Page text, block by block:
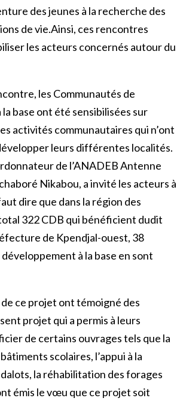
des jeunes à la recherche des
de vie.Ainsi, ces rencontres
les acteurs concernés autour du
les Communautés de
base ont été sensibilisées sur
activités communautaires qui n’ont
leurs différentes localités.
de l’ANADEB Antenne
Nikabou, a invité les acteurs à
dire que dans la région des
322 CDB qui bénéficient dudit
de Kpendjal-ouest, 38
à la base en sont
ce projet ont témoigné des
projet qui a permis à leurs
de certains ouvrages tels que la
scolaires, l’appui à la
la réhabilitation des forages
émis le vœu que ce projet soit